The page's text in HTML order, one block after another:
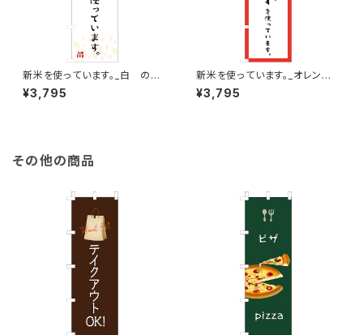
新米を使っています。_白 のぼ
り旗
¥3,795
新米を使っています。_オレン
ジ のぼり旗
¥3,795
その他の商品